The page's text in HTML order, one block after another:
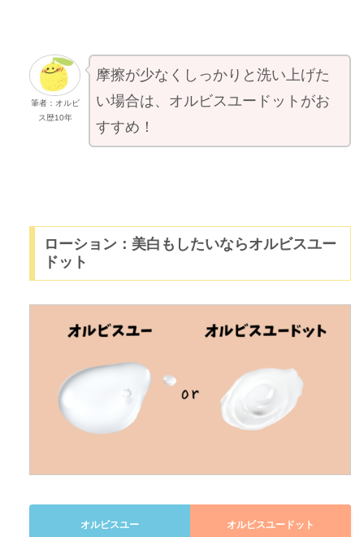
筆者：オルビ
ス歴10年
摩擦が少なくしっかりと洗い上げた
い場合は、オルビスユードットがお
すすめ！
ローション：美白もしたいならオルビスユー
ドット
オルビスユー オルビスユードット